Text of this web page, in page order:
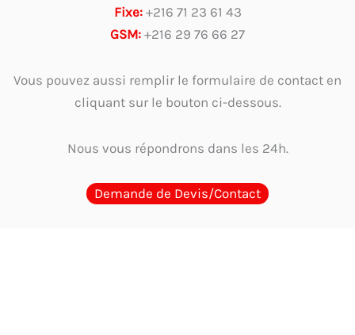
Fixe: +216 71 23 61 43
GSM: +216 29 76 66 27
Vous pouvez aussi remplir le formulaire de contact en
cliquant sur le bouton ci-dessous.
Nous vous répondrons dans les 24h.
Demande de Devis/Contact